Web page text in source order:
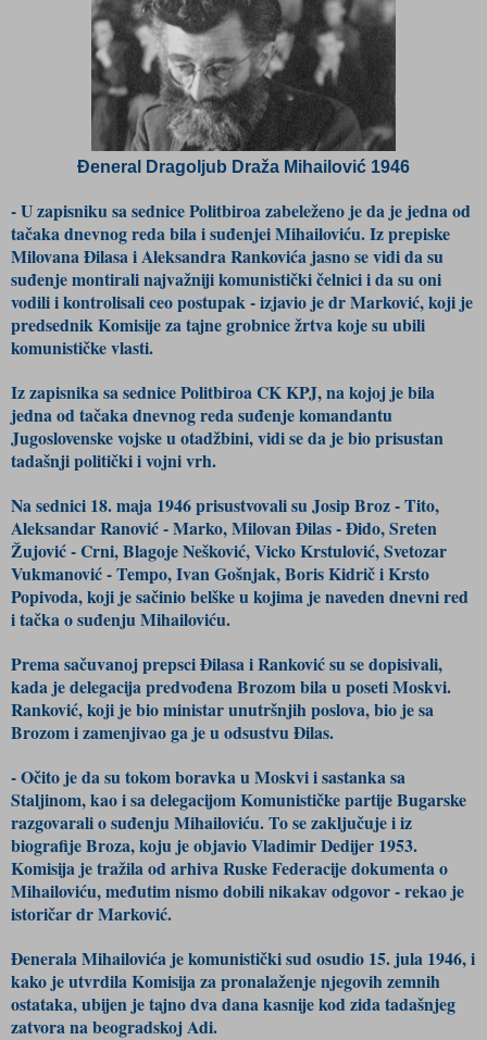
Đeneral Dragoljub Draža Mihailović 1946
- U zapisniku sa sednice Politbiroa zabeleženo je da je jedna od
tačaka dnevnog reda bila i suđenjei Mihailoviću. Iz prepiske
Milovana Đilasa i Aleksandra Rankovića jasno se vidi da su
suđenje montirali najvažniji komunistički čelnici i da su oni
vodili i kontrolisali ceo postupak - izjavio je dr Marković, koji je
predsednik Komisije za tajne grobnice žrtva koje su ubili
komunističke vlasti.
Iz zapisnika sa sednice Politbiroa CK KPJ, na kojoj je bila
jedna od tačaka dnevnog reda suđenje komandantu
Jugoslovenske vojske u otadžbini, vidi se da je bio prisustan
tadašnji politički i vojni vrh.
Na sednici 18. maja 1946 prisustvovali su Josip Broz - Tito,
Aleksandar Ranović - Marko, Milovan Đilas - Đido, Sreten
Žujović - Crni, Blagoje Nešković, Vicko Krstulović, Svetozar
Vukmanović - Tempo, Ivan Gošnjak, Boris Kidrič i Krsto
Popivoda, koji je sačinio belške u kojima je naveden dnevni red
i tačka o suđenju Mihailoviću.
Prema sačuvanoj prepsci Đilasa i Ranković su se dopisivali,
kada je delegacija predvođena Brozom bila u poseti Moskvi.
Ranković, koji je bio ministar unutršnjih poslova, bio je sa
Brozom i zamenjivao ga je u odsustvu Đilas.
- Očito je da su tokom boravka u Moskvi i sastanka sa
Staljinom, kao i sa delegacijom Komunističke partije Bugarske
razgovarali o suđenju Mihailoviću. To se zaključuje i iz
biografije Broza, koju je objavio Vladimir Dedijer 1953.
Komisija je tražila od arhiva Ruske Federacije dokumenta o
Mihailoviću, međutim nismo dobili nikakav odgovor - rekao je
istoričar dr Marković.
Đenerala Mihailovića je komunistički sud osudio 15. jula 1946, i
kako je utvrdila Komisija za pronalaženje njegovih zemnih
ostataka, ubijen je tajno dva dana kasnije kod zida tadašnjeg
zatvora na beogradskoj Adi.